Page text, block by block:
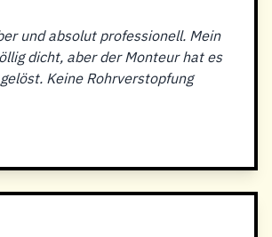
und absolut professionell. Mein
dicht, aber der Monteur hat es
Keine Rohrverstopfung